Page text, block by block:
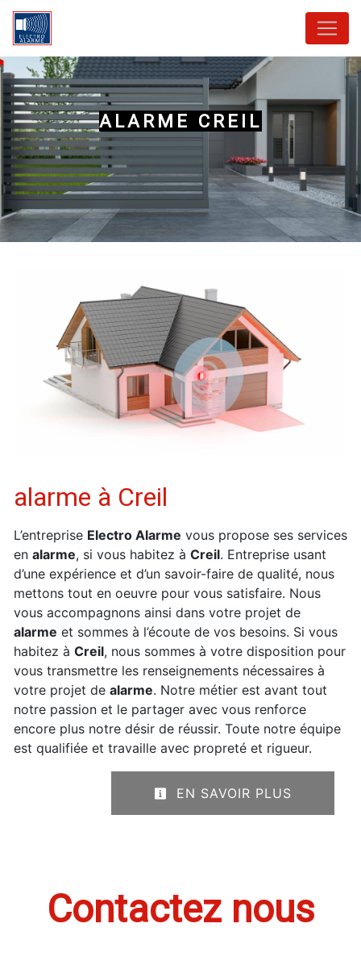
ALARME CREIL
alarme à Creil
L’entreprise Electro Alarme vous propose ses services
en alarme, si vous habitez à Creil. Entreprise usant
d’une expérience et d’un savoir-faire de qualité, nous
mettons tout en oeuvre pour vous satisfaire. Nous
vous accompagnons ainsi dans votre projet de
alarme et sommes à l’écoute de vos besoins. Si vous
habitez à Creil, nous sommes à votre disposition pour
vous transmettre les renseignements nécessaires à
votre projet de alarme. Notre métier est avant tout
notre passion et le partager avec vous renforce
encore plus notre désir de réussir. Toute notre équipe
est qualifiée et travaille avec propreté et rigueur.
EN SAVOIR PLUS
Contactez nous
Panneau de gestion des cookies